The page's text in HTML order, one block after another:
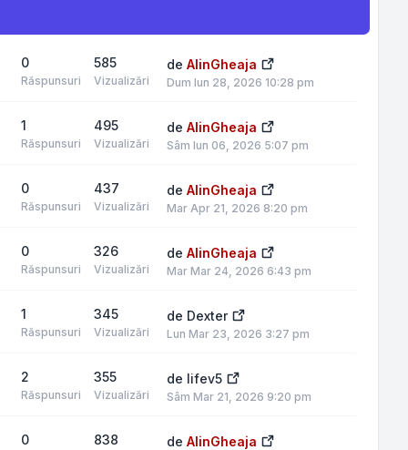
0
Răspunsuri
585
Vizualizări
de AlinGheaja
Dum Iun 28, 2026 10:28 pm
1
Răspunsuri
495
Vizualizări
de AlinGheaja
Sâm Iun 06, 2026 5:07 pm
0
Răspunsuri
437
Vizualizări
de AlinGheaja
Mar Apr 21, 2026 8:20 pm
0
Răspunsuri
326
Vizualizări
de AlinGheaja
Mar Mar 24, 2026 6:43 pm
1
Răspunsuri
345
Vizualizări
de Dexter
Lun Mar 23, 2026 3:27 pm
2
Răspunsuri
355
Vizualizări
de lifev5
Sâm Mar 21, 2026 9:20 pm
0 838 de AlinGheaja